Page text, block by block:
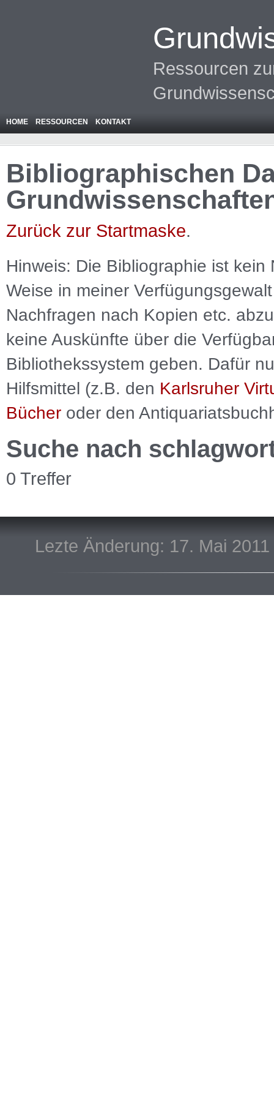
Ressourcen
HOME RESSOURCEN KONTAKT
Bibliographischen
Zurück zur Startmaske.
Hinweis: Die Bibliographie ist kein
Weise in meiner
Nachfragen nach Kopien etc.
keine Auskünfte über die
Bibliothekssystem geben. Dafür
Hilfsmittel (z.B. den Karlsruher
Bücher oder den
Suche nach
0 Treffer
Lezte Änderung: 17. Mai